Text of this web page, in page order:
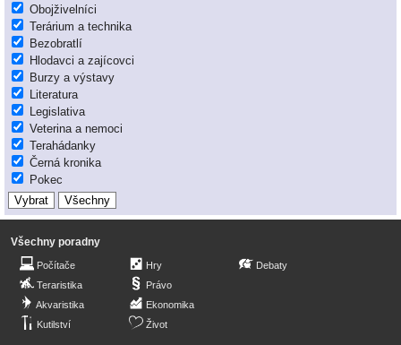
Obojživelníci
Terárium a technika
Bezobratlí
Hlodavci a zajícovci
Burzy a výstavy
Literatura
Legislativa
Veterina a nemoci
Terahádanky
Černá kronika
Pokec
Všechny poradny
Počítače
Teraristika
Akvaristika
Kutilství
Hry
Právo
Ekonomika
Život
Debaty